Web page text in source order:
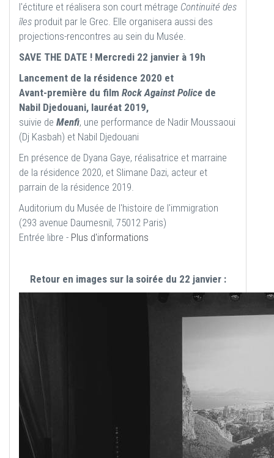
l'éctiture et réalisera son court métrage Continuité des
îles produit par le Grec. Elle organisera aussi des
projections-rencontres au sein du Musée.
SAVE THE DATE ! Mercredi 22 janvier à 19h
Lancement de la résidence 2020 et
Avant-première du film Rock Against Police de
Nabil Djedouani, lauréat 2019,
suivie de Menfi, une performance de Nadir Moussaoui
(Dj Kasbah) et Nabil Djedouani
En présence de Dyana Gaye, réalisatrice et marraine
de la résidence 2020, et Slimane Dazi, acteur et
parrain de la résidence 2019.
Auditorium du Musée de l'histoire de l'immigration
(293 avenue Daumesnil, 75012 Paris)
Entrée libre - Plus d'informations
Retour en images sur la soirée du 22 janvier :